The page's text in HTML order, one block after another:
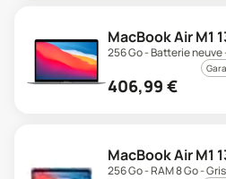
MacBook Air M1
256 Go - Batterie neuve
406,99 €
MacBook Air M1
256 Go - RAM 8 Go -